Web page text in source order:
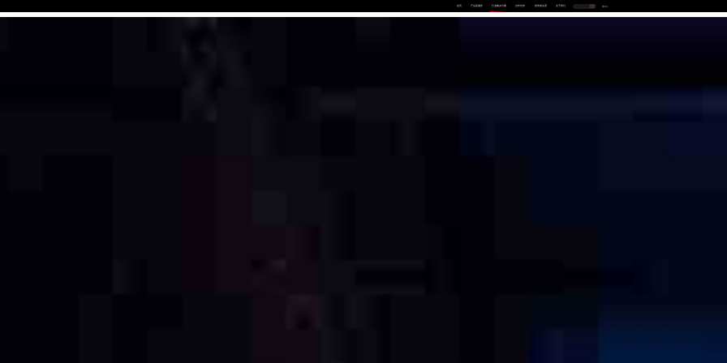
首页 产品及服务 行业解决方案 合作伙伴 投资者关系 关于我们 中EN